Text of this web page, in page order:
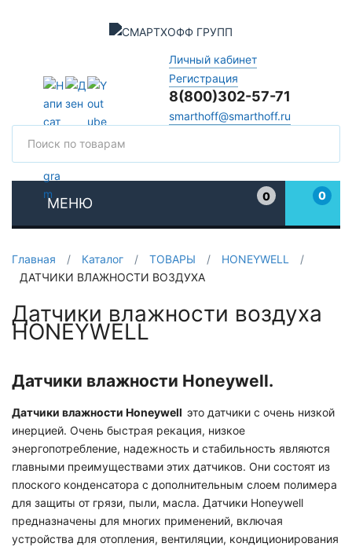
Личный кабинет
Регистрация
8(800)302-57-71
smarthoff@smarthoff.ru
МЕНЮ
0
0
Главная / Каталог / ТОВАРЫ / HONEYWELL
/
ДАТЧИКИ ВЛАЖНОСТИ ВОЗДУХА
Датчики влажности воздуха
HONEYWELL
Датчики влажности Honeywell.
Датчики влажности Honeywell это датчики с очень низкой
инерцией. Очень быстрая рекация, низкое
энергопотребление, надежность и стабильность являются
главными преимуществами этих датчиков. Они состоят из
плоского конденсатора с дополнительным слоем полимера
для защиты от грязи, пыли, масла. Датчики Honeywell
предназначены для многих применений, включая
устройства для отопления, вентиляции, кондиционирования